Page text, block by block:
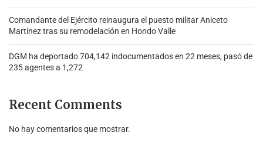
Comandante del Ejército reinaugura el puesto militar Aniceto
Martínez tras su remodelación en Hondo Valle
DGM ha deportado 704,142 indocumentados en 22 meses, pasó de
235 agentes a 1,272
Recent Comments
No hay comentarios que mostrar.